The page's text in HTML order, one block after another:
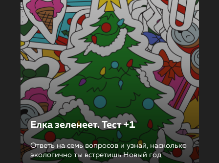
Елка зеленеет. Тест +1
Ответь на семь вопросов и узнай, насколько
экологично ты встретишь Новый год